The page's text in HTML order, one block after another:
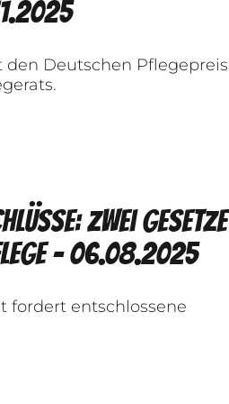
Deutschen Pflegepreis
Zwei Gesetze
- 06.08.2025
fordert entschlossene